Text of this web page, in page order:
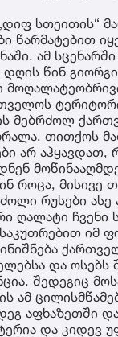
სთეითის“
წარმატებით
ამ
წინ გიორგი
მებრძოლ
თითქოს
არ აჰყავდათ,
როცა, მისივე
რუსები ასე
ღალატი ჩვენი
იმ
და ოსებს
შედეგიც
ამ
აფხაზეთში
და კიდევ